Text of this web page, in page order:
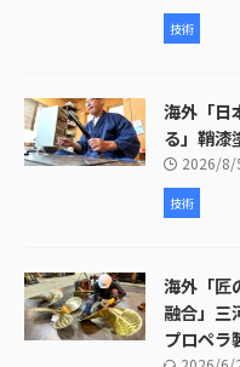
技術
海外「日
る」鞘漆
2026/8/
技術
海外「匠
融合」三
プロペラ